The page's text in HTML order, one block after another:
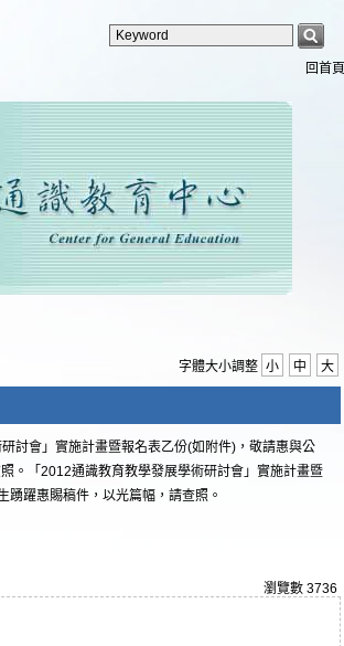
回首頁
字體大小調整 小 中 大
討會」實施計畫暨報名表乙份(如附件)，敬請惠與公
。「2012通識教育教學發展學術研討會」實施計畫暨
踴躍惠賜稿件，以光篇幅，請查照。
瀏覽數 3736